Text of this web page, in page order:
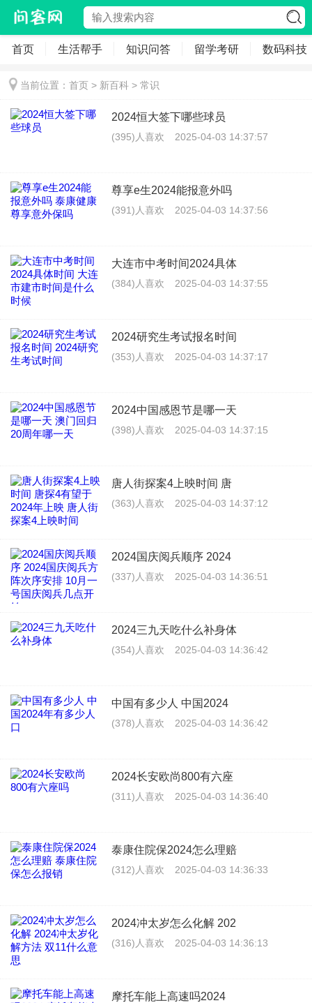
首页 生活帮手 知识问答 留学考研 数码科技
当前位置： 首页 > 新百科 > 常识
2024恒大签下哪些球员
(395)人喜欢 2025-04-03 14:37:57
尊享e生2024能报意外吗
(391)人喜欢 2025-04-03 14:37:56
大连市中考时间2024具体
(384)人喜欢 2025-04-03 14:37:55
2024研究生考试报名时间
(353)人喜欢 2025-04-03 14:37:17
2024中国感恩节是哪一天
(398)人喜欢 2025-04-03 14:37:15
唐人街探案4上映时间 唐
(363)人喜欢 2025-04-03 14:37:12
2024国庆阅兵顺序 2024
(337)人喜欢 2025-04-03 14:36:51
2024三九天吃什么补身体
(354)人喜欢 2025-04-03 14:36:42
中国有多少人 中国2024
(378)人喜欢 2025-04-03 14:36:42
2024长安欧尚800有六座
(311)人喜欢 2025-04-03 14:36:40
泰康住院保2024怎么理赔
(312)人喜欢 2025-04-03 14:36:33
2024冲太岁怎么化解 202
(316)人喜欢 2025-04-03 14:36:13
摩托车能上高速吗2024